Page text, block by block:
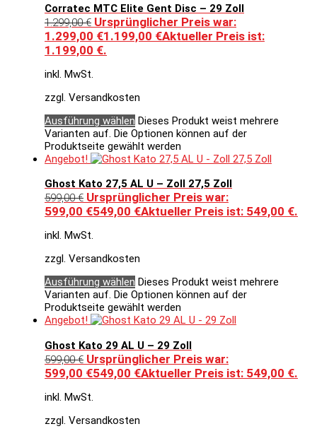
Corratec MTC Elite Gent Disc – 29 Zoll
1.299,00€ Ursprünglicher Preis war:
1.299,00 €1.199,00 €Aktueller Preis ist:
1.199,00 €.
inkl. MwSt.
zzgl. Versandkosten
Ausführung wählen Dieses Produkt weist mehrere
Varianten auf. Die Optionen können auf der
Produktseite gewählt werden
Angebot!
Ghost Kato 27,5 AL U – Zoll 27,5 Zoll
599,00€ Ursprünglicher Preis war:
599,00 €549,00 €Aktueller Preis ist: 549,00 €.
inkl. MwSt.
zzgl. Versandkosten
Ausführung wählen Dieses Produkt weist mehrere
Varianten auf. Die Optionen können auf der
Produktseite gewählt werden
Angebot!
Ghost Kato 29 AL U – 29 Zoll
599,00€ Ursprünglicher Preis war:
599,00 €549,00 €Aktueller Preis ist: 549,00 €.
inkl. MwSt.
zzgl. Versandkosten